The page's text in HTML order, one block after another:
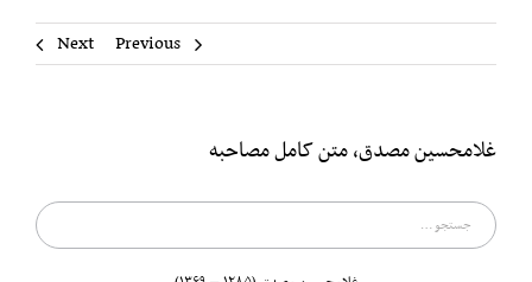
Previous
Next
غلامحسین مصدق، متن کامل مصاحبه
جستجو
برای: